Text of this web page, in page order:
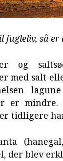
fugleliv, så er
og
med salt
er
tidligere
der blev